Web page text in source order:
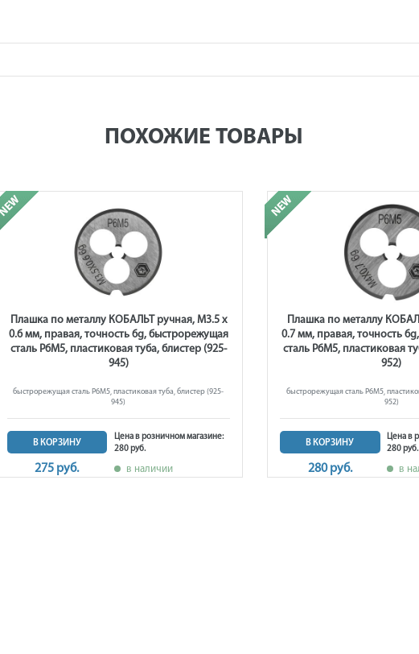
ПОХОЖИЕ ТОВАРЫ
Плашка по металлу КОБАЛЬТ ручная, М3.5 х
0.6 мм, правая, точность 6g, быстрорежущая
сталь Р6М5, пластиковая туба, блистер (925-
945)
быстрорежущая сталь Р6М5, пластиковая туба, блистер (925-
945)
В КОРЗИНУ
275 руб.
Цена в розничном магазине:
280 руб.
в наличии
Плашка по металлу
0.7 мм, правая, точность
сталь Р6М5, пластиковая
952)
быстрорежущая сталь Р6М5,
952)
В КОРЗИНУ
280 руб.
Цена в
280 руб.
в